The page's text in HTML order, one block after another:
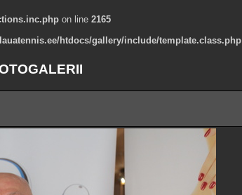
on line 2165
htdocs/gallery/include/template.class.php